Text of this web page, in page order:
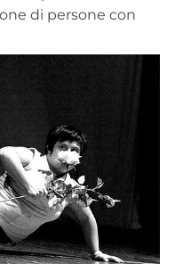
di persone con